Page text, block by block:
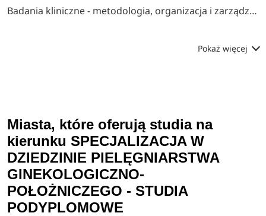
Badania kliniczne - metodologia, organizacja i zarządzanie
Pokaż więcej
Miasta, które oferują studia na
kierunku SPECJALIZACJA W
DZIEDZINIE PIELĘGNIARSTWA
GINEKOLOGICZNO-
POŁOŻNICZEGO - STUDIA
PODYPLOMOWE